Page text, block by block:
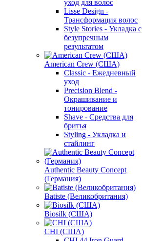
уход для волос
Lisse Design -
Трансформация волос
Style Stories - Укладка с
безупречным
результатом
American Crew (США)
Classic - Ежедневный
уход
Precision Blend -
Окрашивание и
тонирование
Shave - Средства для
бритья
Styling - Укладка и
стайлинг
Authentic Beauty Concept
(Германия)
Batiste (Великобритания)
Biosilk (США)
CHI (США)